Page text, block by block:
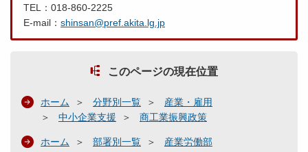
TEL：018-860-2225
E-mail： shinsan@pref.akita.lg.jp
このページの現在位置
ホーム 分野別一覧
産業・雇用
中小企業支援
商工業振興政策
ホーム 部署別一覧
産業労働部